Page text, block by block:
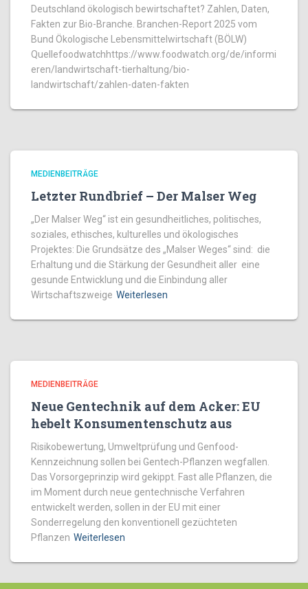
Deutschland ökologisch bewirtschaftet? Zahlen, Daten,
Fakten zur Bio-Branche. Branchen-Report 2025 vom
Bund Ökologische Lebensmittelwirtschaft (BÖLW)
Quellefoodwatchhttps://www.foodwatch.org/de/informi
eren/landwirtschaft-tierhaltung/bio-
landwirtschaft/zahlen-daten-fakten
MEDIENBEITRÄGE
Letzter Rundbrief – Der Malser Weg
„Der Malser Weg“ ist ein gesundheitliches, politisches,
soziales, ethisches, kulturelles und ökologisches
Projektes: Die Grundsätze des „Malser Weges“ sind: die
Erhaltung und die Stärkung der Gesundheit aller eine
gesunde Entwicklung und die Einbindung aller
Wirtschaftszweige Weiterlesen
MEDIENBEITRÄGE
Neue Gentechnik auf dem Acker: EU
hebelt Konsumentenschutz aus
Risikobewertung, Umweltprüfung und Genfood-
Kennzeichnung sollen bei Gentech-Pflanzen wegfallen.
Das Vorsorgeprinzip wird gekippt. Fast alle Pflanzen, die
im Moment durch neue gentechnische Verfahren
entwickelt werden, sollen in der EU mit einer
Sonderregelung den konventionell gezüchteten
Pflanzen Weiterlesen